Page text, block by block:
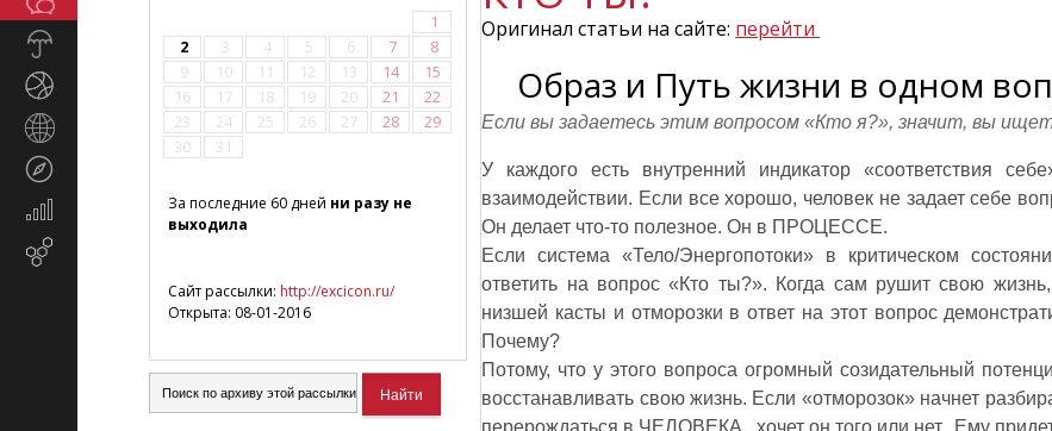
Экономика
1
2
3 4 5 6 7
8
9
10 11 12 13 14
15
16
17 18 19 20 21
22
23
24 25 26 27 28
29
30
31
За последние 60 дней ни разу не
выходила
Сайт рассылки: http://excicon.ru/
Открыта: 08-01-2016
Оригинал статьи на сайте: перейти
Образ и Путь жизни в одном
Если вы задаетесь этим вопросом «Кто я?», значит, вы
У каждого есть внутренний индикатор «соответствия
взаимодействии. Если все хорошо, человек не задает себе
Он делает что-то полезное. Он в ПРОЦЕССЕ.
Если система «Тело/Энергопотоки» в критическом
ответить на вопрос «Кто ты?». Когда сам рушит свою
низшей касты и отморозки в ответ на этот вопрос
Почему?
Потому, что у этого вопроса огромный созидательный
восстанавливать свою жизнь. Если «отморозок» начнет
перерождаться в ЧЕЛОВЕКА, хочет он того или нет. Ему